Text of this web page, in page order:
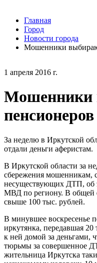
1 апреля 2016 г.
Мошенники
пенсионеров
За неделю в Иркутской
отдали деньги аферистам.
В Иркутской области за
сбережения мошенникам,
несуществующих ДТП, об
МВД по региону. В общей
свыше 100 тыс. рублей.
В минувшее воскресенье
иркутянка, передавшая
к ней домой за деньгами,
тюрьмы за совершенное
жительница Иркутска
Главная
Город
Новости города
Мошенники